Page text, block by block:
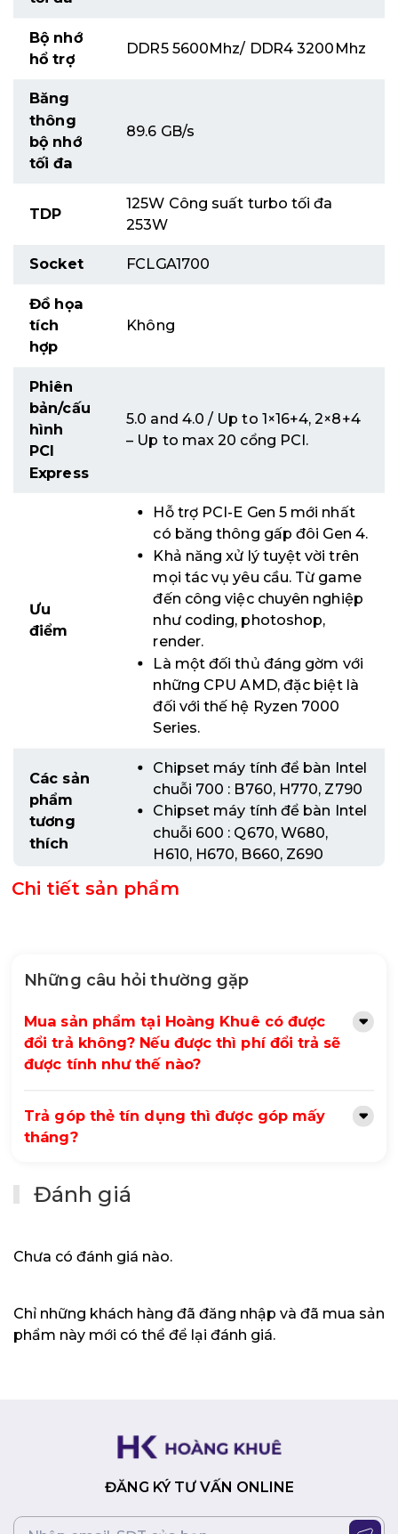
Bộ nhớ
hổ trợ
DDR5 5600Mhz/ DDR4 3200Mhz
Băng
thông
bộ nhớ
tối đa
89.6 GB/s
TDP
125W Công suất turbo tối đa
253W
Socket FCLGA1700
Đồ họa
tích
hợp
Không
Phiên
bản/cấu
hình
PCI
Express
5.0 and 4.0 / Up to 1×16+4, 2×8+4
– Up to max 20 cổng PCI.
Ưu
điểm
Hỗ trợ PCI-E Gen 5 mới nhất
có băng thông gấp đôi Gen 4.
Khả năng xử lý tuyệt vời trên
mọi tác vụ yêu cầu. Từ game
đến công việc chuyên nghiệp
như coding, photoshop,
render.
Là một đối thủ đáng gờm với
những CPU AMD, đặc biệt là
đối với thế hệ Ryzen 7000
Series.
Các sản
phẩm
tương
thích
Chipset máy tính để bàn Intel
chuỗi 700 : B760, H770, Z790
Chipset máy tính để bàn Intel
chuỗi 600 : Q670, W680,
H610, H670, B660, Z690
Chi tiết sản phẩm
Những câu hỏi thường gặp
Mua sản phẩm tại Hoàng Khuê có được
đổi trả không? Nếu được thì phí đổi trả sẽ
được tính như thế nào?
Trả góp thẻ tín dụng thì được góp mấy
tháng?
Đánh giá
Chưa có đánh giá nào.
Chỉ những khách hàng đã đăng nhập và đã mua sản
phẩm này mới có thể để lại đánh giá.
ĐĂNG KÝ TƯ VẤN ONLINE